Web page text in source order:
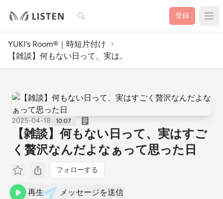
検索 登録
YUKI's Room®︎｜時短片付け
【雑談】何もない日って、実は..
2025-04-18 10:07
【雑談】何もない日って、実はすご
く贅沢なんだよなぁって思った日
フォローする
再生 メッセージを送信